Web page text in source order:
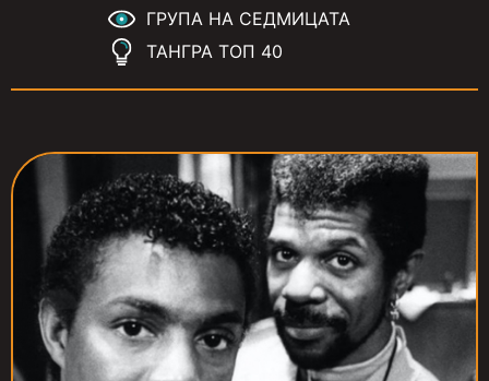
ГРУПА НА СЕДМИЦАТА
ТАНГРА ТОП 40